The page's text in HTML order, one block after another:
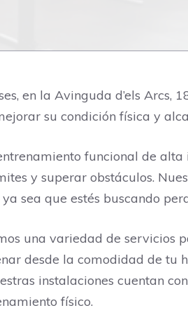
en la Avinguda d’els Arcs,
su condición física y
funcional de
y superar obstáculos.
sea que estés buscando
una variedad de
desde la comodidad de tu
instalaciones cuentan
físico.